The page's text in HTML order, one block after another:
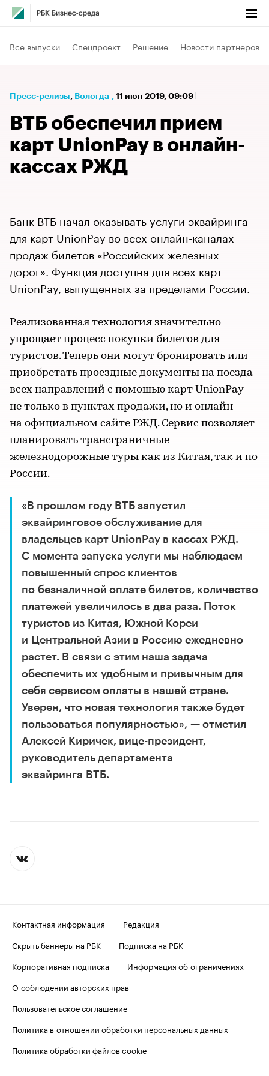
Все выпуски Спецпроект Решение Новости партнеров
Пресс-релизы⁠, Вологда , 11 июн 2019, 09:09
ВТБ обеспечил прием
карт UnionPay в онлайн-
кассах РЖД
Банк ВТБ начал оказывать услуги эквайринга
для карт UnionPay во всех онлайн-каналах
продаж билетов «Российских железных
дорог». Функция доступна для всех карт
UnionPay, выпущенных за пределами России.
Реализованная технология значительно
упрощает процесс покупки билетов для
туристов. Теперь они могут бронировать или
приобретать проездные документы на поезда
всех направлений с помощью карт UnionPay
не только в пунктах продажи, но и онлайн
на официальном сайте РЖД. Сервис позволяет
планировать трансграничные
железнодорожные туры как из Китая, так и по
России.
«В прошлом году ВТБ запустил
эквайринговое обслуживание для
владельцев карт UnionPay в кассах РЖД.
С момента запуска услуги мы наблюдаем
повышенный спрос клиентов
по безналичной оплате билетов, количество
платежей увеличилось в два раза. Поток
туристов из Китая, Южной Кореи
и Центральной Азии в Россию ежедневно
растет. В связи с этим наша задача —
обеспечить их удобным и привычным для
себя сервисом оплаты в нашей стране.
Уверен, что новая технология также будет
пользоваться популярностью», — отметил
Алексей Киричек, вице-президент,
руководитель департамента
эквайринга ВТБ.
Контактная информация
Редакция
Скрыть баннеры на РБК
Подписка на РБК
Корпоративная подписка
Информация об ограничениях
О соблюдении авторских прав
Пользовательское соглашение
Политика в отношении обработки персональных данных
Политика обработки файлов cookie